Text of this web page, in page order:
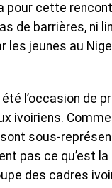
cette
de barrières, ni
les jeunes au
l’occasion de
ivoiriens.
sont sous-
pas ce qu’est
des cadres